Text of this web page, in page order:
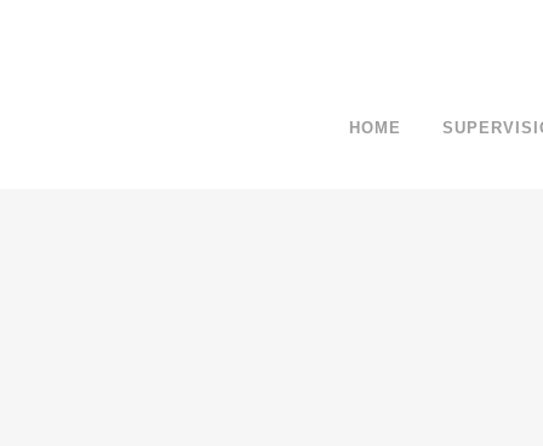
HOME